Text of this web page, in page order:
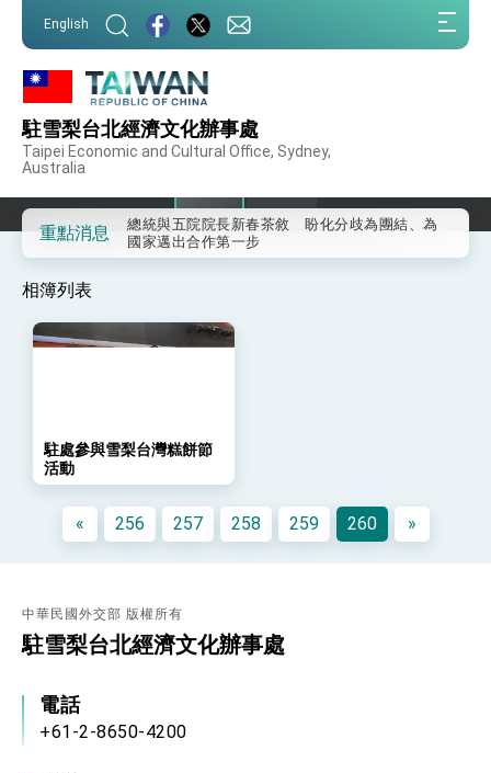
English
駐雪梨台北經濟文化辦事處
Taipei Economic and Cultural Office, Sydney,
Australia
重點消息
事處」，進一步深化台美交流合作
第一屆亞太在宅醫療大會開幕 總統盼分享臺灣
外交部發布WHA文宣影片「台灣醫療點亮世界」
及「台灣智慧醫療與健康產業展」預告短片，向
世界展現台灣守護全球健康的創新能量
總統出訪史瓦帝尼返國談話 強調臺灣人有權利
走向世界 盼與理念相近國家共同維護國際秩序
訪問
總統與五院院長新春茶敘 盼化分歧為團結、為
國家邁出合作第一步
性突破 總統強調將以3大面向加速臺灣經濟轉型
升級 籲請立院全力支持並盡速通過
外交部長林佳龍於《外交事務》撰文指出：自由
世界 需要台灣，團結合作方能守護繁榮
外交部長林佳龍出席《台灣光華雜誌》50週年慶
「見證蛻變，分享世界的光華」開幕式，期許數
位轉 型迎向下個50年
總統主持「台美經濟繁榮夥伴對話」記者會 說
作
外交部長林佳龍午宴歡迎美國聯邦參議員蓋耶哥
訪問團
成「臺美對等貿易協定」簽署
駐處會同新州議員Tim James參與台灣糕餅節活動
駐處會同新州議員Tim James參與台灣糕餅節活動並合影
相簿列表
駐處參與雪梨台灣糕餅節
活動
« 256 257 258 259 260 »
中華民國外交部 版權所有
駐雪梨台北經濟文化辦事處
電話
+61-2-8650-4200